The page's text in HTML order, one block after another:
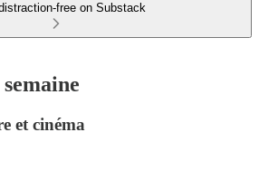
free on Substack
et cinéma